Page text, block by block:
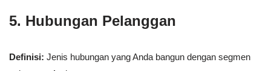
5. Hubungan Pelanggan
Definisi: Jenis hubungan yang Anda bangun dengan segmen